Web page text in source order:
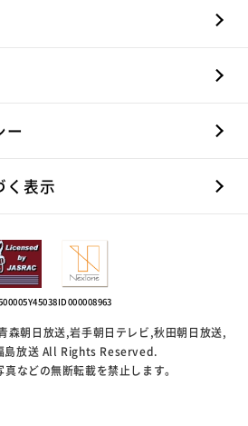
ー
く表示
ID000008963
朝日放送,岩手朝日テレビ,秋田朝日放送,
島放送 All Rights Reserved.
などの無断転載を禁止します。